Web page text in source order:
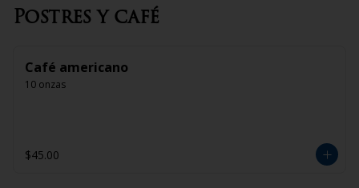
Postres y café
Café americano
10 onzas
$45.00